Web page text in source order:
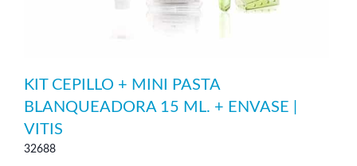
KIT CEPILLO + MINI PASTA
BLANQUEADORA 15 ML. + ENVASE |
VITIS
32688